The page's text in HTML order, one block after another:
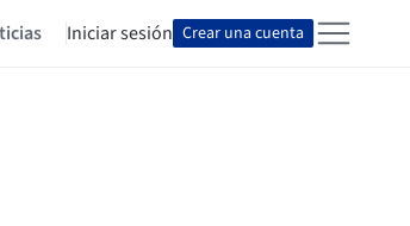
Iniciar sesión Crear una cuenta